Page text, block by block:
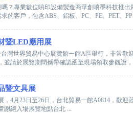
？專業數位噴印設備製造商華創噴墨科技推
的客戶，包含ABS、鋁板、PC、PE、PET、
暨LED應用展
台灣世界貿易中心展覽館一館A區舉行，非常
並請於展覽期間攜帶確認函至現場領取參觀證
暨文具展
，4月23日至26日，台北貿易一館A0814，歡
謝絕入場展覽地點台北 ...